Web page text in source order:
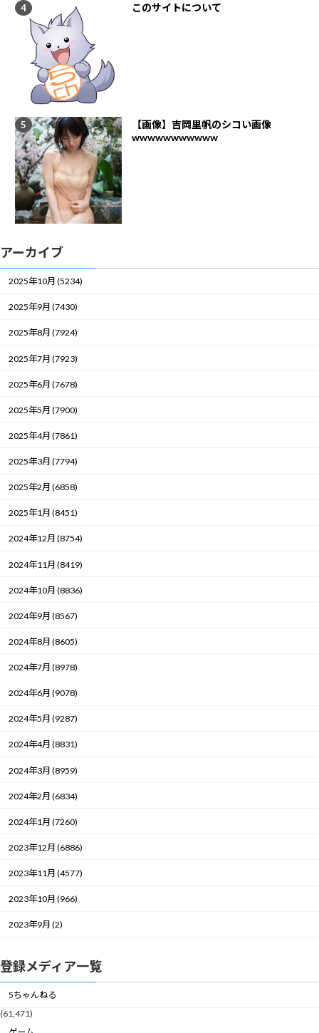
このサイトについて
【画像】吉岡里帆のシコい画像
wwwwwwwwwww
アーカイブ
2025年10月 (5234)
2025年9月 (7430)
2025年8月 (7924)
2025年7月 (7923)
2025年6月 (7678)
2025年5月 (7900)
2025年4月 (7861)
2025年3月 (7794)
2025年2月 (6858)
2025年1月 (8451)
2024年12月 (8754)
2024年11月 (8419)
2024年10月 (8836)
2024年9月 (8567)
2024年8月 (8605)
2024年7月 (8978)
2024年6月 (9078)
2024年5月 (9287)
2024年4月 (8831)
2024年3月 (8959)
2024年2月 (6834)
2024年1月 (7260)
2023年12月 (6886)
2023年11月 (4577)
2023年10月 (966)
2023年9月 (2)
登録メディア一覧
5ちゃんねる
(61,471)